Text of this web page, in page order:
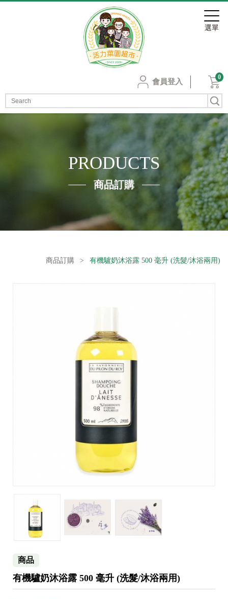
會員登入
0
PRODUCTS
商品訂購
商品訂購 > 有機驢奶沐浴露 500 毫升 (洗髮/沐浴兩用)
商品
有機驢奶沐浴露 500 毫升 (洗髮/沐浴兩用)